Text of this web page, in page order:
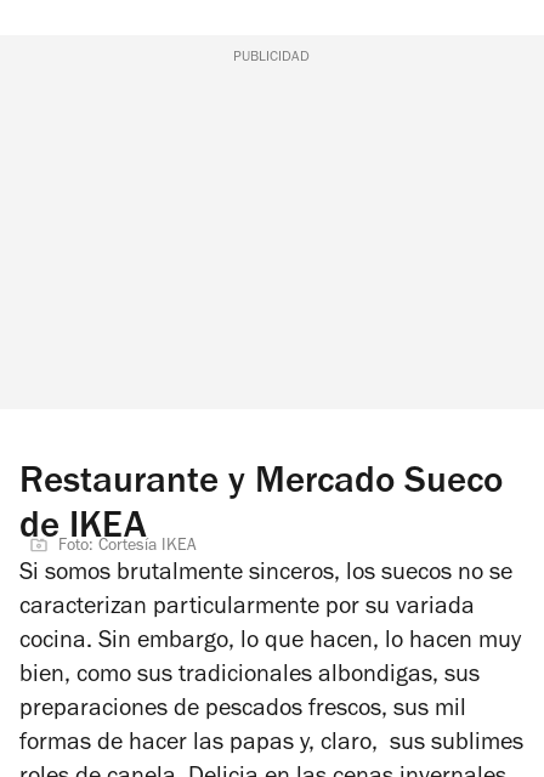
PUBLICIDAD
Restaurante y Mercado Sueco
de IKEA
Foto: Cortesía IKEA
Si somos brutalmente sinceros, los suecos no se
caracterizan particularmente por su variada
cocina. Sin embargo, lo que hacen, lo hacen muy
bien, como sus tradicionales albondigas, sus
preparaciones de pescados frescos, sus mil
formas de hacer las papas y, claro, sus sublimes